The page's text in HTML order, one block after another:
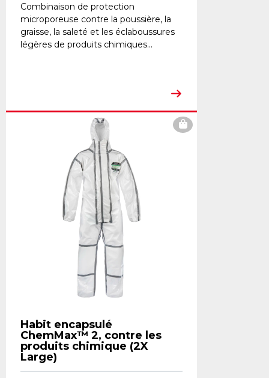
Combinaison de protection
microporeuse contre la poussière, la
graisse, la saleté et les éclaboussures
légères de produits chimiques...
Habit encapsulé
ChemMax™ 2, contre les
produits chimique (2X
Large)